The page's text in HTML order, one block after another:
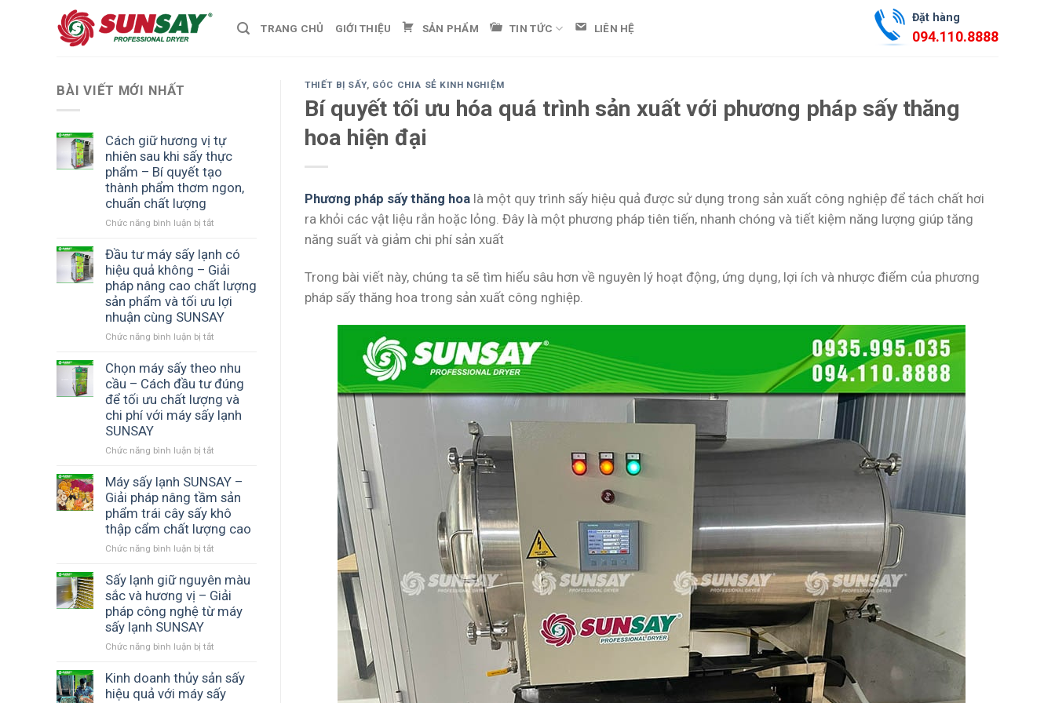
TRANG CHỦ GIỚI THIỆU SẢN PHẨM TIN TỨC LIÊN HỆ
Đặt hàng
094.110.8888
BÀI VIẾT MỚI NHẤT
Cách giữ hương vị tự
nhiên sau khi sấy thực
phẩm – Bí quyết tạo
thành phẩm thơm ngon,
chuẩn chất lượng
Chức năng bình luận bị tắt
giữ
hương
vị
tự
nhiên
sau
thực
phẩm
–
Bí
quyết
thơm
ngon,
chuẩn
chất
lượng
Đầu tư máy sấy lạnh có
hiệu quả không – Giải
pháp nâng cao chất lượng
sản phẩm và tối ưu lợi
nhuận cùng SUNSAY
Chức năng bình luận bị tắt
tư
máy
sấy
lạnh
có
–
pháp
nâng
cao
sản
phẩm
và
tối
cùng
SUNSAY
Chọn máy sấy theo nhu
cầu – Cách đầu tư đúng
để tối ưu chất lượng và
chi phí với máy sấy lạnh
SUNSAY
Chức năng bình luận bị tắt
máy
sấy
theo
nhu
cầu
đầu
tư
đúng
để
lượng
và
Máy sấy lạnh SUNSAY –
Giải pháp nâng tầm sản
phẩm trái cây sấy khô
thập cẩm chất lượng cao
Chức năng bình luận bị tắt
sấy
lạnh
SUNSAY
–
tầm
sản
Sấy lạnh giữ nguyên màu
sắc và hương vị – Giải
pháp công nghệ từ máy
sấy lạnh SUNSAY
Chức năng bình luận bị tắt
lạnh
giữ
Kinh doanh thủy sản sấy
hiệu quả với máy sấy
THIẾT BỊ SẤY, GÓC CHIA SẺ KINH NGHIỆM
Bí quyết tối ưu hóa quá trình sản xuất với phương pháp sấy thăng
hoa hiện đại
Phương pháp sấy thăng hoa là một quy trình sấy hiệu quả được sử dụng trong sản xuất công nghiệp để tách chất hơi
ra khỏi các vật liệu rắn hoặc lỏng. Đây là một phương pháp tiên tiến, nhanh chóng và tiết kiệm năng lượng giúp tăng
năng suất và giảm chi phí sản xuất
Trong bài viết này, chúng ta sẽ tìm hiểu sâu hơn về nguyên lý hoạt động, ứng dụng, lợi ích và nhược điểm của phương
pháp sấy thăng hoa trong sản xuất công nghiệp.